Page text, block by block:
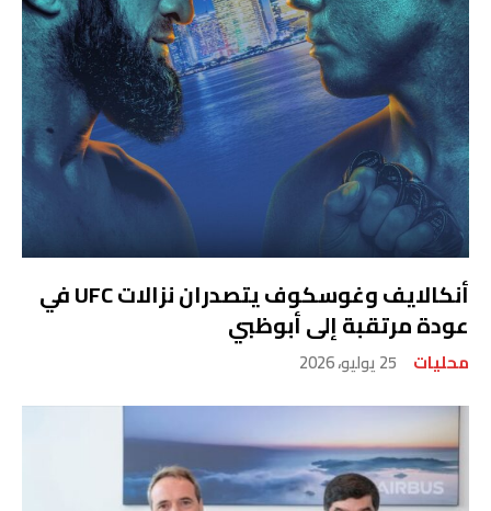
أنكالايف وغوسكوف يتصدران نزالات UFC في
عودة مرتقبة إلى أبوظبي
محليات 25 يوليو، 2026